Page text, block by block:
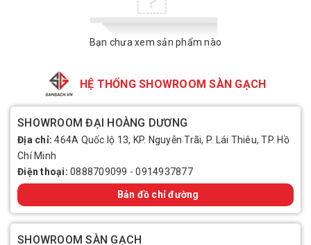
Bạn chưa xem sản phẩm nào
HỆ THỐNG SHOWROOM SÀN GẠCH
SHOWROOM ĐẠI HOÀNG DƯƠNG
Địa chỉ:464A Quốc lộ 13, KP. Nguyễn Trãi, P. Lái Thiêu, TP. Hồ
Chí Minh
Điện thoại: 0888709099 -0914937877
Bản đồ chỉ đường
SHOWROOM SÀN GẠCH